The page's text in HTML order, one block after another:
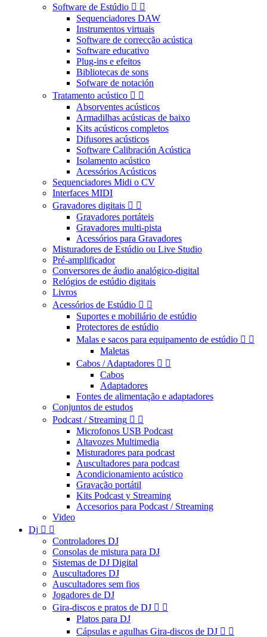
Software de Estúdio  
Sequenciadores DAW
Instrumentos virtuais
Software de correcção acústica
Software educativo
Plug-ins e efeitos
Bibliotecas de sons
Sofware de notación
Tratamento acústico  
Absorventes acústicos
Armadilhas acústicas de baixo
Kits acústicos completos
Difusores acústicos
Software Calibración Acústica
Isolamento acústico
Acessórios Acústicos
Sequenciadores Midi o CV
Interfaces MIDI
Gravadores digitais  
Gravadores portáteis
Gravadores multi-pista
Acessórios para Gravadores
Misturadores de Estúdio ou Live Studio
Pré-amplificador
Conversores de áudio analógico-digital
Relógios de estúdio digitais
Livros
Acessórios de Estúdio  
Suportes e mobiliário de estúdio
Protectores de estúdio
Malas e sacos para equipamento de estúdio  
Maletas
Cabos / Adaptadores  
Cabos
Adaptadores
Fontes de alimentação e adaptadores
Conjuntos de estudos
Podcast / Streaming  
Microfonos USB Podcast
Altavozes Multimedia
Misturadores para podcast
Auscultadores para podcast
Acondicionamiento acústico
Gravação portátil
Kits Podcast y Streaming
Accesorios para Podcast / Streaming
Video
Dj  
Controladores DJ
Consolas de mistura para DJ
Sistemas de DJ Digital
Auscultadores DJ
Auscultadores sem fios
Jogadores de DJ
Gira-discos e pratos de DJ  
Platos para DJ
Cápsulas e agulhas Gira-discos de DJ  